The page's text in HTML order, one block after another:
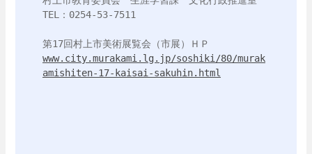
TEL：0254-53-7511
www.city.murakami.lg.jp/soshiki/80/murak
amishiten-17-kaisai-sakuhin.html